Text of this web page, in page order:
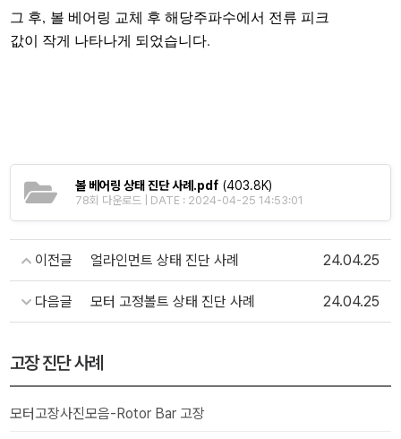
고장 진단 사례
모터고장사진모음-Rotor Bar 고장
그 후, 볼 베어링 교체 후 해당주파수에서 전류 피크
값이
작게 나타나게 되었습니다.
볼 베어링 상태 진단 사례.pdf (403.8K)
78회 다운로드 | DATE : 2024-04-25 14:53:01
이전글 얼라인먼트 상태 진단 사례 24.04.25
다음글 모터 고정볼트 상태 진단 사례 24.04.25